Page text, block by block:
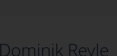
Dominik Reyle